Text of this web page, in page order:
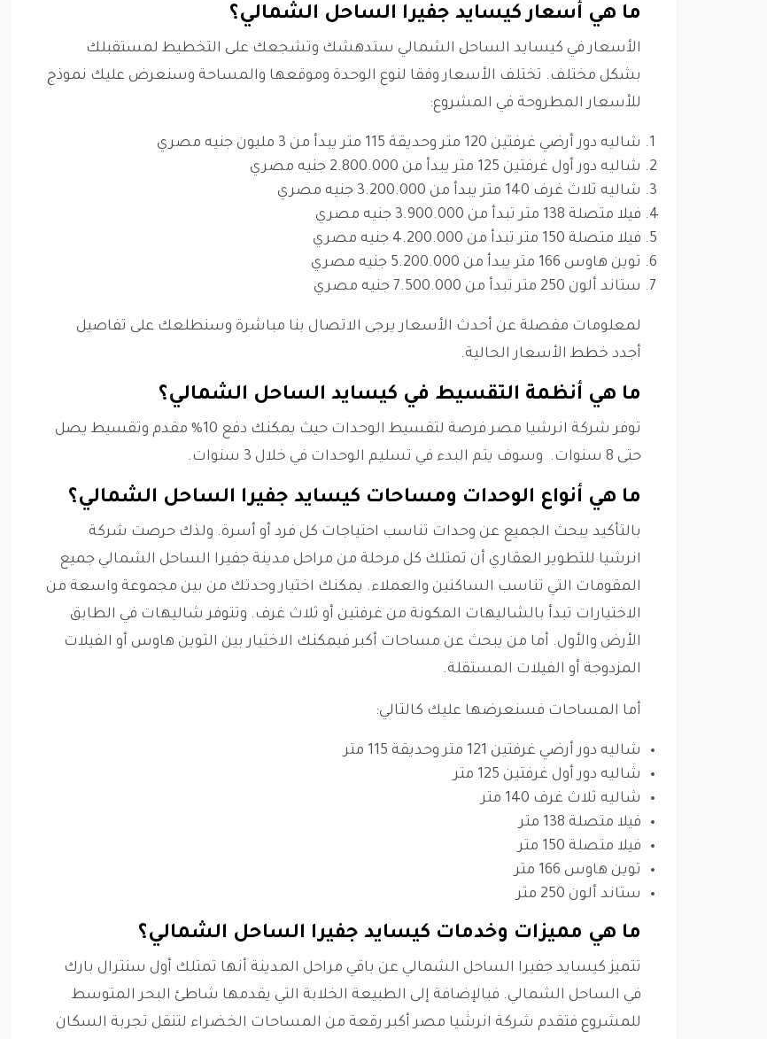
ما هي أسعار كيسايد جفيرا الساحل الشمالي؟
الأسعار في كيسايد الساحل الشمالي ستدهشك وتشجعك على التخطيط لمستقبلك
بشكل مختلف. تختلف الأسعار وفقا لنوع الوحدة وموقعها والمساحة وسنعرض عليك نموذج
للأسعار المطروحة في المشروع:
شاليه دور أرضي غرفتين 120 متر وحديقة 115 متر يبدأ من 3 مليون جنيه مصري
شاليه دور أول غرفتين 125 متر يبدأ من 2.800.000 جنيه مصري
شاليه ثلاث غرف 140 متر يبدأ من 3.200.000 جنيه مصري
فيلا متصلة 138 متر تبدأ من 3.900.000 جنيه مصري
فيلا متصلة 150 متر تبدأ من 4.200.000 جنيه مصري
توين هاوس 166 متر يبدأ من 5.200.000 جنيه مصري
ستاند ألون 250 متر تبدأ من 7.500.000 جنيه مصري
لمعلومات مفصلة عن أحدث الأسعار يرجى الاتصال بنا مباشرة وسنطلعك على تفاصيل
أجدد خطط الأسعار الحالية.
ما هي أنظمة التقسيط في كيسايد الساحل الشمالي؟
توفر شركة انرشيا مصر فرصة لتقسيط الوحدات حيث يمكنك دفع 10% مقدم وتقسيط يصل
حتى 8 سنوات. وسوف يتم البدء في تسليم الوحدات في خلال 3 سنوات.
ما هي أنواع الوحدات ومساحات كيسايد جفيرا الساحل الشمالي؟
بالتأكيد يبحث الجميع عن وحدات تناسب احتياجات كل فرد أو أسرة. ولذك حرصت شركة
انرشيا للتطوير العقاري أن تمتلك كل مرحلة من مراحل مدينة جفيرا الساحل الشمالي جميع
المقومات التي تناسب الساكنين والعملاء. يمكنك اختيار وحدتك من بين مجموعة واسعة من
الاختيارات تبدأ بالشاليهات المكونة من غرفتين أو ثلاث غرف. وتتوفر شاليهات في الطابق
الأرض والأول. أما من يبحث عن مساحات أكبر فيمكنك الاختيار بين التوين هاوس أو الفيلات
المزدوجة أو الفيلات المستقلة.
أما المساحات فسنعرضها عليك كالتالي:
شاليه دور أرضي غرفتين 121 متر وحديقة 115 متر
شاليه دور أول غرفتين 125 متر
شاليه ثلاث غرف 140 متر
فيلا متصلة 138 متر
فيلا متصلة 150 متر
توين هاوس 166 متر
ستاند ألون 250 متر
ما هي مميزات وخدمات كيسايد جفيرا الساحل الشمالي؟
تتميز كيسايد جفيرا الساحل الشمالي عن باقي مراحل المدينة أنها تمتلك أول سنترال بارك
في الساحل الشمالي. فبالإضافة إلى الطبيعة الخلابة التي يقدمها شاطئ البحر المتوسط
للمشروع فتقدم شركة انرشيا مصر أكبر رقعة من المساحات الخضراء لتنقل تجربة السكان